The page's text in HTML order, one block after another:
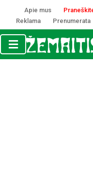
Apie mus
Reklama
Prenumerata